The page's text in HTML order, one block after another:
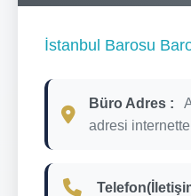
İstanbul Barosu
Büro Adres :
adresi internette